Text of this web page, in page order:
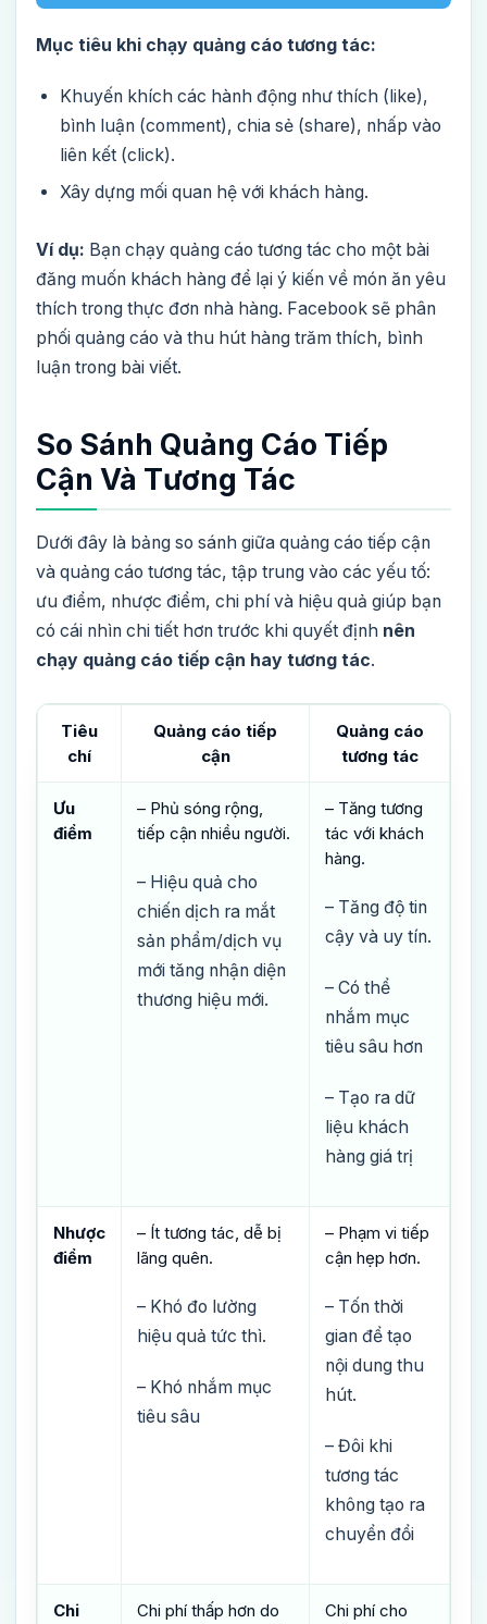
Mục tiêu khi chạy quảng cáo tương tác:
Khuyến khích các hành động như thích (like),
bình luận (comment), chia sẻ (share), nhấp vào
liên kết (click).
Xây dựng mối quan hệ với khách hàng.
Ví dụ: Bạn chạy quảng cáo tương tác cho một bài
đăng muốn khách hàng để lại ý kiến về món ăn yêu
thích trong thực đơn nhà hàng. Facebook sẽ phân
phối quảng cáo và thu hút hàng trăm thích, bình
luận trong bài viết.
So Sánh Quảng Cáo Tiếp
Cận Và Tương Tác
Dưới đây là bảng so sánh giữa quảng cáo tiếp cận
và quảng cáo tương tác, tập trung vào các yếu tố:
ưu điểm, nhược điểm, chi phí và hiệu quả giúp bạn
có cái nhìn chi tiết hơn trước khi quyết định nên
chạy quảng cáo tiếp cận hay tương tác.
Tiêu
chí
Quảng cáo tiếp
cận
Quảng cáo
tương tác
Ưu
điểm
– Phủ sóng rộng,
tiếp cận nhiều người.
– Hiệu quả cho
chiến dịch ra mắt
sản phẩm/dịch vụ
mới tăng nhận diện
thương hiệu mới.
– Tăng tương
tác với khách
hàng.
– Tăng độ tin
cậy và uy tín.
– Có thể
nhắm mục
tiêu sâu hơn
– Tạo ra dữ
liệu khách
hàng giá trị
Nhược
điểm
– Ít tương tác, dễ bị
lãng quên.
– Khó đo lường
hiệu quả tức thì.
– Khó nhắm mục
tiêu sâu
– Phạm vi tiếp
cận hẹp hơn.
– Tốn thời
gian để tạo
nội dung thu
hút.
– Đôi khi
tương tác
không tạo ra
chuyển đổi
Chi
Chi phí thấp hơn do
Chi phí cho